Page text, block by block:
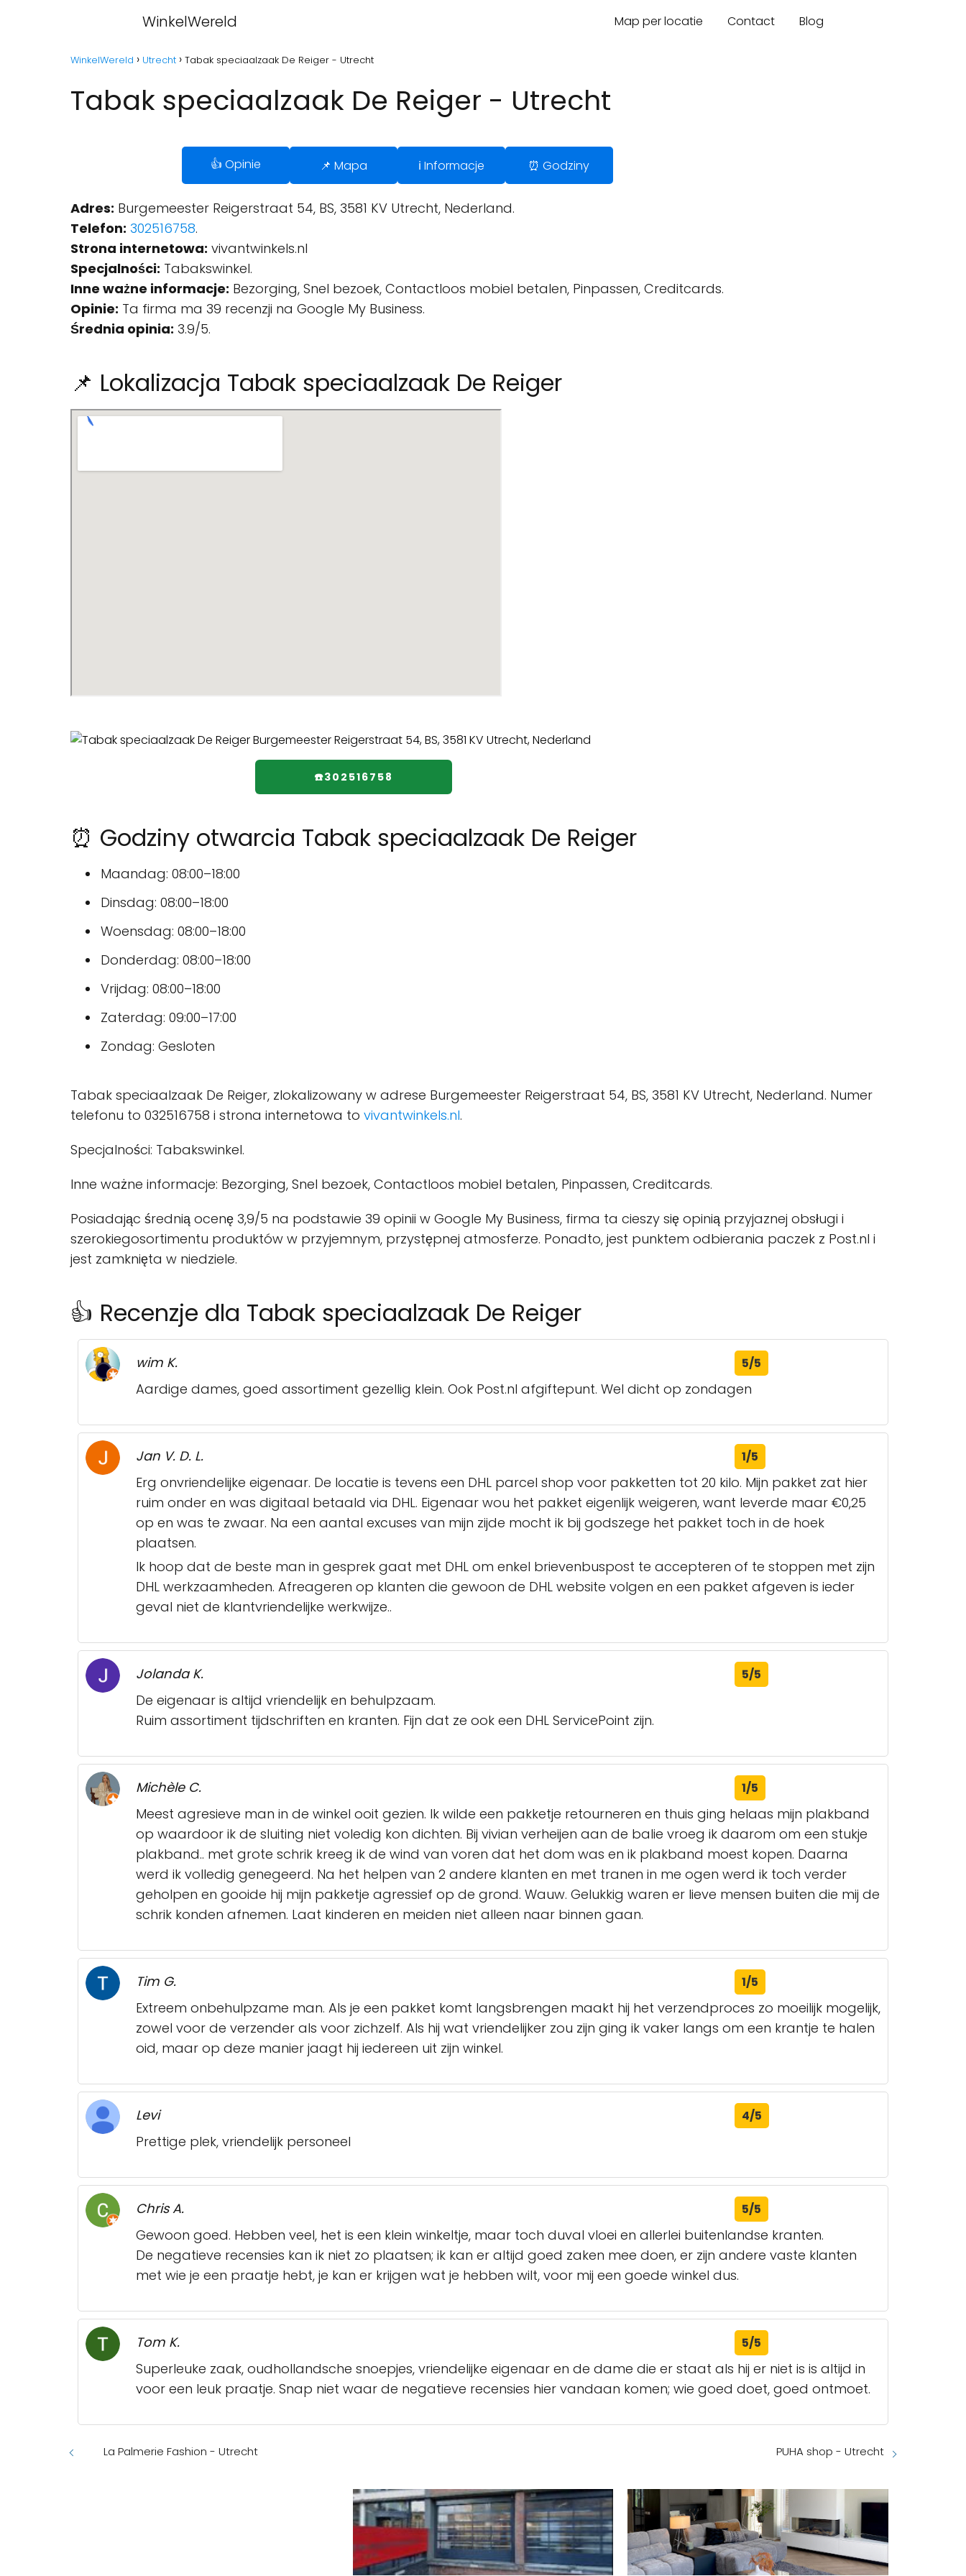
WinkelWereld Map per locatie Contact Blog
WinkelWereld Utrecht Tabak speciaalzaak De Reiger - Utrecht
Tabak speciaalzaak De Reiger - Utrecht
👍 Opinie 📌 Mapa ℹ️ Informacje ⏰ Godziny
Adres: Burgemeester Reigerstraat 54, BS, 3581 KV Utrecht, Nederland.
Telefon: 302516758.
Strona internetowa: vivantwinkels.nl
Specjalności: Tabakswinkel.
Inne ważne informacje: Bezorging, Snel bezoek, Contactloos mobiel betalen, Pinpassen, Creditcards.
Opinie: Ta firma ma 39 recenzji na Google My Business.
Średnia opinia: 3.9/5.
📌 Lokalizacja Tabak speciaalzaak De Reiger
☎️302516758
⏰ Godziny otwarcia Tabak speciaalzaak De Reiger
Maandag: 08:00–18:00
Dinsdag: 08:00–18:00
Woensdag: 08:00–18:00
Donderdag: 08:00–18:00
Vrijdag: 08:00–18:00
Zaterdag: 09:00–17:00
Zondag: Gesloten
Tabak speciaalzaak De Reiger, zlokalizowany w adrese Burgemeester Reigerstraat 54, BS, 3581 KV Utrecht, Nederland. Numer
telefonu to 032516758 i strona internetowa to vivantwinkels.nl.
Specjalności: Tabakswinkel.
Inne ważne informacje: Bezorging, Snel bezoek, Contactloos mobiel betalen, Pinpassen, Creditcards.
Posiadając średnią ocenę 3,9/5 na podstawie 39 opinii w Google My Business, firma ta cieszy się opinią przyjaznej obsługi i
szerokiegosortimentu produktów w przyjemnym, przystępnej atmosferze. Ponadto, jest punktem odbierania paczek z Post.nl i
jest zamknięta w niedziele.
👍 Recenzje dla Tabak speciaalzaak De Reiger
wim K. 5/5
Aardige dames, goed assortiment gezellig klein. Ook Post.nl afgiftepunt. Wel dicht op zondagen
Jan V. D. L. 1/5
Erg onvriendelijke eigenaar. De locatie is tevens een DHL parcel shop voor pakketten tot 20 kilo. Mijn pakket zat hier
ruim onder en was digitaal betaald via DHL. Eigenaar wou het pakket eigenlijk weigeren, want leverde maar €0,25
op en was te zwaar. Na een aantal excuses van mijn zijde mocht ik bij godszege het pakket toch in de hoek
plaatsen.
Ik hoop dat de beste man in gesprek gaat met DHL om enkel brievenbuspost te accepteren of te stoppen met zijn
DHL werkzaamheden. Afreageren op klanten die gewoon de DHL website volgen en een pakket afgeven is ieder
geval niet de klantvriendelijke werkwijze..
Jolanda K. 5/5
De eigenaar is altijd vriendelijk en behulpzaam.
Ruim assortiment tijdschriften en kranten. Fijn dat ze ook een DHL ServicePoint zijn.
Michèle C. 1/5
Meest agresieve man in de winkel ooit gezien. Ik wilde een pakketje retourneren en thuis ging helaas mijn plakband
op waardoor ik de sluiting niet voledig kon dichten. Bij vivian verheijen aan de balie vroeg ik daarom om een stukje
plakband.. met grote schrik kreeg ik de wind van voren dat het dom was en ik plakband moest kopen. Daarna
werd ik volledig genegeerd. Na het helpen van 2 andere klanten en met tranen in me ogen werd ik toch verder
geholpen en gooide hij mijn pakketje agressief op de grond. Wauw. Gelukkig waren er lieve mensen buiten die mij de
schrik konden afnemen. Laat kinderen en meiden niet alleen naar binnen gaan.
Tim G. 1/5
Extreem onbehulpzame man. Als je een pakket komt langsbrengen maakt hij het verzendproces zo moeilijk mogelijk,
zowel voor de verzender als voor zichzelf. Als hij wat vriendelijker zou zijn ging ik vaker langs om een krantje te halen
oid, maar op deze manier jaagt hij iedereen uit zijn winkel.
Levi 4/5
Prettige plek, vriendelijk personeel
Chris A. 5/5
Gewoon goed. Hebben veel, het is een klein winkeltje, maar toch duval vloei en allerlei buitenlandse kranten.
De negatieve recensies kan ik niet zo plaatsen; ik kan er altijd goed zaken mee doen, er zijn andere vaste klanten
met wie je een praatje hebt, je kan er krijgen wat je hebben wilt, voor mij een goede winkel dus.
Tom K. 5/5
Superleuke zaak, oudhollandsche snoepjes, vriendelijke eigenaar en de dame die er staat als hij er niet is is altijd in
voor een leuk praatje. Snap niet waar de negatieve recensies hier vandaan komen; wie goed doet, goed ontmoet.
La Palmerie Fashion - Utrecht PUHA shop - Utrecht